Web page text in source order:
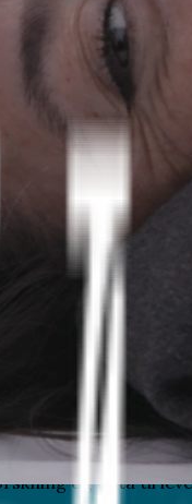
som
og data til